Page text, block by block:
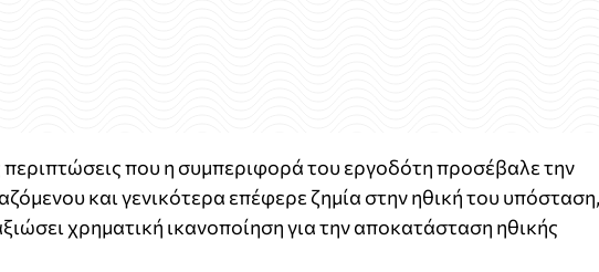
περιπτώσεις που η συμπεριφορά του εργοδότη προσέβαλε την
και γενικότερα επέφερε ζημία στην ηθική του
χρηματική ικανοποίηση για την αποκατάσταση ηθικής